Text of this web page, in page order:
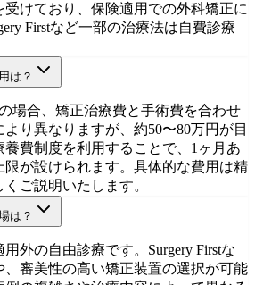
けており、保険適用での外科矯正に
Firstなど一部の治療法は自費診療
は？
場合、矯正治療費と手術費を合わせ
り異なりますが、約50〜80万円が目
費制度を利用することで、1ヶ月あ
限が設けられます。具体的な費用は精
ご説明いたします。
は？
外の自由診療です。Surgery Firstな
、審美性の高い矯正装置の選択が可能